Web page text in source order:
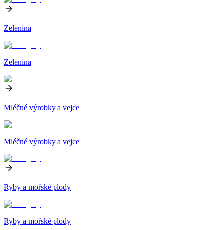
Zelenina
Zelenina
Mléčné výrobky a vejce
Mléčné výrobky a vejce
Ryby a mořské plody
Ryby a mořské plody